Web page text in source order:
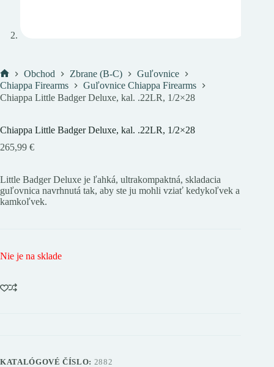
Domov
Obchod Zbrane (B-C)
Guľovnice
Chiappa Firearms
Guľovnice Chiappa Firearms
Chiappa Little Badger Deluxe, kal. .22LR, 1/2×28
Chiappa Little Badger Deluxe, kal. .22LR, 1/2×28
265,99 €
Little Badger Deluxe je ľahká, ultrakompaktná, skladacia
guľovnica navrhnutá tak, aby ste ju mohli vziať kedykoľvek a
kamkoľvek.
Nie je na sklade
KATALÓGOVÉ ČÍSLO: 2882